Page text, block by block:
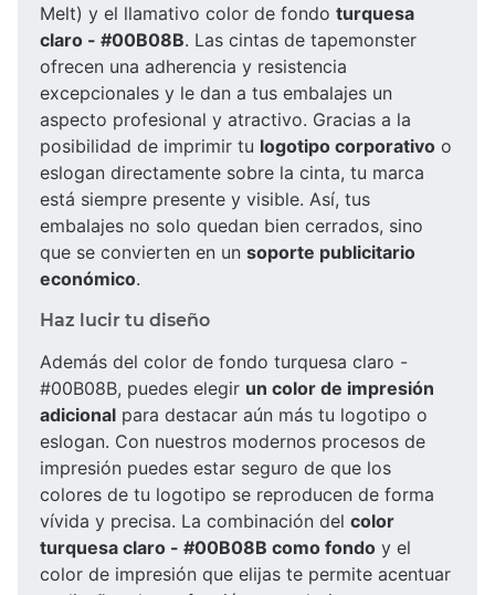
Melt) y el llamativo color de fondo turquesa
claro - #00B08B. Las cintas de tapemonster
ofrecen una adherencia y resistencia
excepcionales y le dan a tus embalajes un
aspecto profesional y atractivo. Gracias a la
posibilidad de imprimir tu logotipo corporativo o
eslogan directamente sobre la cinta, tu marca
está siempre presente y visible. Así, tus
embalajes no solo quedan bien cerrados, sino
que se convierten en un soporte publicitario
económico.
Haz lucir tu diseño
Además del color de fondo turquesa claro -
#00B08B, puedes elegir un color de impresión
adicional para destacar aún más tu logotipo o
eslogan. Con nuestros modernos procesos de
impresión puedes estar seguro de que los
colores de tu logotipo se reproducen de forma
vívida y precisa. La combinación del color
turquesa claro - #00B08B como fondo y el
color de impresión que elijas te permite acentuar